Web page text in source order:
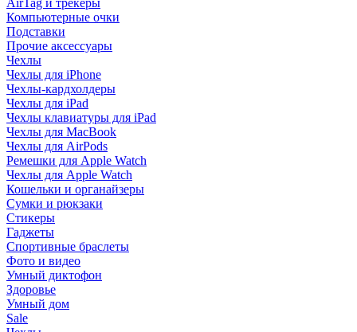
AirTag и трекеры
Компьютерные очки
Подставки
Прочие аксессуары
Чехлы
Чехлы для iPhone
Чехлы-кардхолдеры
Чехлы для iPad
Чехлы клавиатуры для iPad
Чехлы для MacBook
Чехлы для AirPods
Ремешки для Apple Watch
Чехлы для Apple Watch
Кошельки и органайзеры
Сумки и рюкзаки
Стикеры
Гаджеты
Спортивные браслеты
Фото и видео
Умный диктофон
Здоровье
Умный дом
Sale